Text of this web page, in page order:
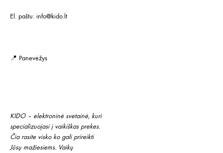
El. paštu: info@kido.lt
📍 Panevėžys
KIDO – elektroninė svetainė, kuri
specializuojasi į vaikiškas prekes.
Čia rasite visko ko gali prireikti
Jūsų mažiesiems. Vaikų